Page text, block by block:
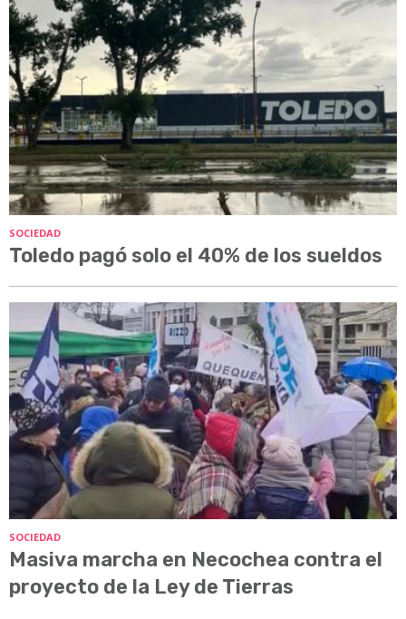
SOCIEDAD
Toledo pagó solo el 40% de los sueldos
SOCIEDAD
Masiva marcha en Necochea contra el
proyecto de la Ley de Tierras